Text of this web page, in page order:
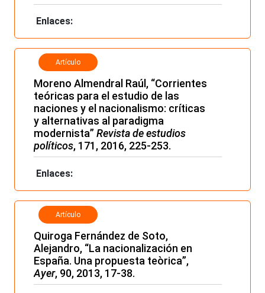
Enlaces:
Artículo
Moreno Almendral Raúl, “Corrientes
teóricas para el estudio de las
naciones y el nacionalismo: críticas
y alternativas al paradigma
modernista” Revista de estudios
políticos, 171, 2016, 225-253.
Enlaces:
Artículo
Quiroga Fernández de Soto,
Alejandro, “La nacionalización en
España. Una propuesta teòrica”,
Ayer, 90, 2013, 17-38.